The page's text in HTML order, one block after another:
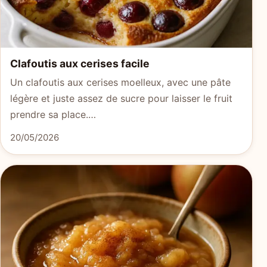
Clafoutis aux cerises facile
Un clafoutis aux cerises moelleux, avec une pâte
légère et juste assez de sucre pour laisser le fruit
prendre sa place.…
20/05/2026